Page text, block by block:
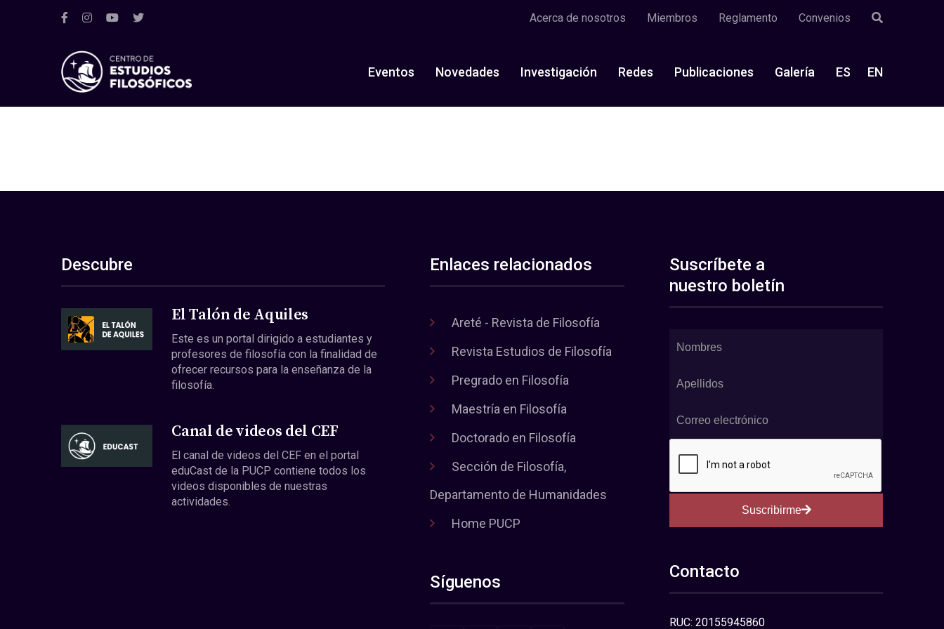
Acerca de nosotros Miembros Reglamento Convenios
Eventos Novedades Investigación Redes Publicaciones Galería ES EN
Descubre
El Talón de Aquiles
Este es un portal dirigido a estudiantes y
profesores de filosofía con la finalidad de
ofrecer recursos para la enseñanza de la
filosofía.
Canal de videos del CEF
El canal de videos del CEF en el portal
eduCast de la PUCP contiene todos los
videos disponibles de nuestras
actividades.
Enlaces relacionados
Areté - Revista de Filosofía
Revista Estudios de Filosofía
Pregrado en Filosofía
Maestría en Filosofía
Doctorado en Filosofía
Sección de Filosofía,
Departamento de Humanidades
Home PUCP
Síguenos
Suscríbete a
nuestro boletín
Suscribirme
Contacto
RUC: 20155945860